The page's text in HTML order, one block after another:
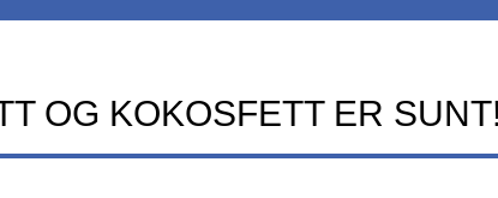
OG KOKOSFETT ER SUNT!